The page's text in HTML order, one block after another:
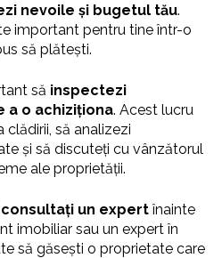
nevoile și bugetul tău.
important pentru tine într-o
să plătești.
să inspectezi
a o achiziționa. Acest lucru
clădirii, să analizezi
și să discuteți cu vânzătorul
ale proprietății.
consultați un expertînainte
imobiliar sau un expert în
să găsești o proprietate care